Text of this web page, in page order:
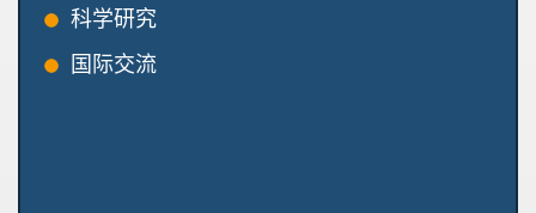
科学研究
国际交流